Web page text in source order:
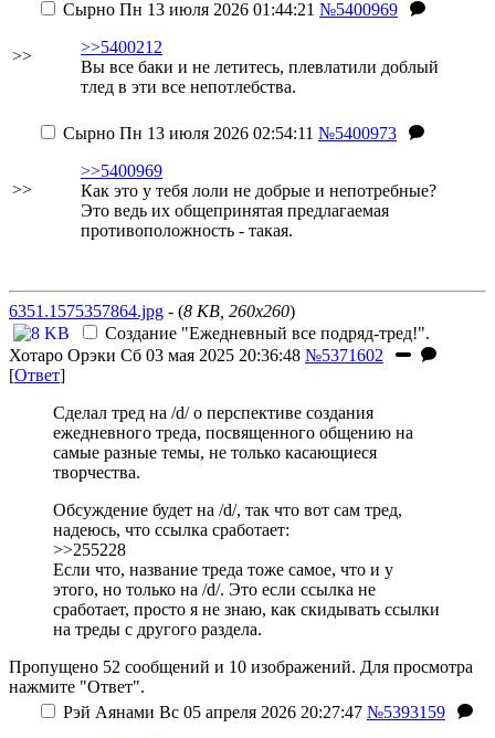
>>
Сырно Пн 13 июля 2026 01:44:21 №5400969
>>5400212
Вы все баки и не летитесь, плевлатили доблый
тлед в эти все непотлебства.
>>
Сырно Пн 13 июля 2026 02:54:11 №5400973
>>5400969
Как это у тебя лоли не добрые и непотребные?
Это ведь их общепринятая предлагаемая
противоположность - такая.
6351.1575357864.jpg - (8 KB, 260x260)
Создание "Ежедневный все подряд-тред!".
Хотаро Орэки Сб 03 мая 2025 20:36:48 №5371602
[Ответ]
Сделал тред на /d/ о перспективе создания
ежедневного треда, посвященного общению на
самые разные темы, не только касающиеся
творчества.
Обсуждение будет на /d/, так что вот сам тред,
надеюсь, что ссылка сработает:
>>255228
Если что, название треда тоже самое, что и у
этого, но только на /d/. Это если ссылка не
сработает, просто я не знаю, как скидывать ссылки
на треды с другого раздела.
Пропущено 52 сообщений и 10 изображений. Для просмотра
нажмите "Ответ".
Рэй Аянами Вс 05 апреля 2026 20:27:47 №5393159